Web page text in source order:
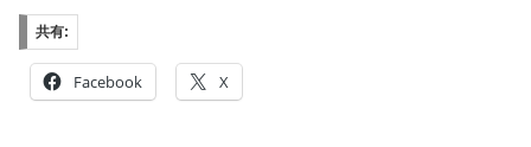
共有:
Facebook X